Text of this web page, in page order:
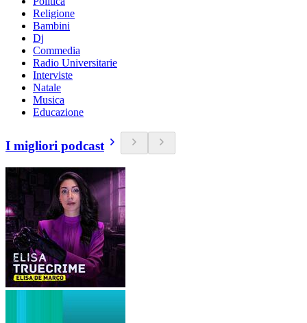
Religione
Bambini
Dj
Commedia
Radio Universitarie
Interviste
Natale
Musica
Educazione
I migliori podcast